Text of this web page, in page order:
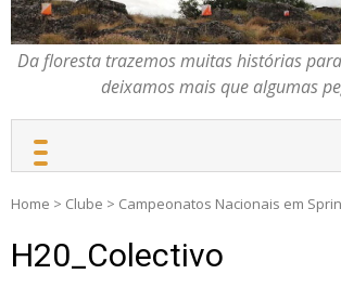
Da floresta trazemos muitas histórias
deixamos mais que algumas
Home > Clube > Campeonatos Nacionais em
H20_Colectivo